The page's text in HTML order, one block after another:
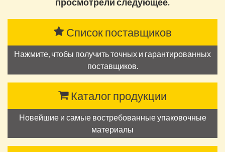
Список поставщиков
Нажмите, чтобы получить точных и гарантированных
поставщиков.
Каталог продукции
Новейшие и самые востребованные упаковочные
материалы